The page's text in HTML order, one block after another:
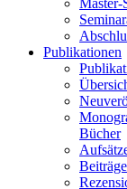
Master-
Publikationen
Bücher